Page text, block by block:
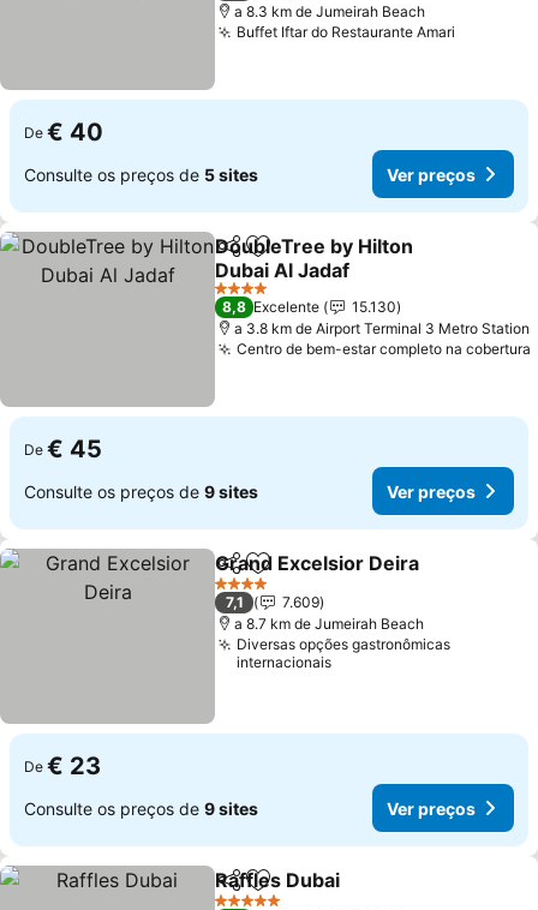
a 8.3 km de Jumeirah Beach
Buffet Iftar do Restaurante Amari
De € 40
Consulte os preços de 5 sites Ver preços
PartilharAdicionar aos favoritos
DoubleTree by Hilton
Dubai Al Jadaf
4 Estrelas
8,8 Excelente
15.130
a 3.8 km de Airport Terminal 3 Metro Station
Centro de bem-estar completo na cobertura
De € 45
Consulte os preços de 9 sites Ver preços
PartilharAdicionar aos favoritos
Grand Excelsior Deira
4 Estrelas
7,1
7.609
a 8.7 km de Jumeirah Beach
Diversas opções gastronômicas
internacionais
De € 23
Consulte os preços de 9 sites Ver preços
PartilharAdicionar aos favoritos
Raffles Dubai